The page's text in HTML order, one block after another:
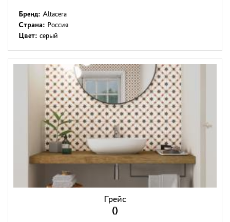
Бренд: Altacera
Страна: Россия
Цвет: серый
Грейс
()